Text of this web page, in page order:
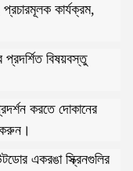
কার্যক্রম,
বিষয়বস্তু
করতে দোকানের
করুন।
একরঙা স্ক্রিনগুলির